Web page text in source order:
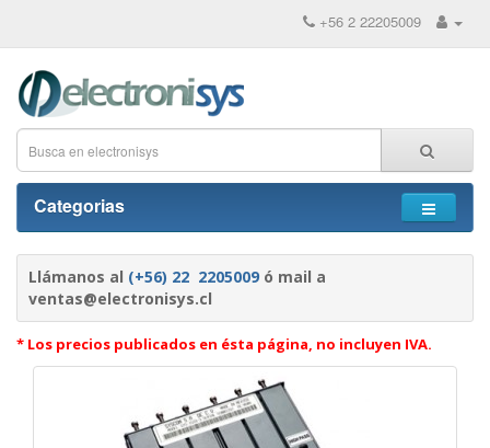
+56 2 22205009
Categorias
Llámanos al (+56) 22 2205009 ó mail a
ventas@electronisys.cl
* Los precios publicados en ésta página, no incluyen IVA.